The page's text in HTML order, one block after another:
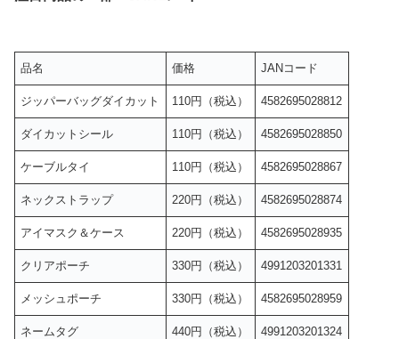
品名 価格 JANコード
ジッパーバッグダイカット 110円（税込） 4582695028812
ダイカットシール 110円（税込） 4582695028850
ケーブルタイ 110円（税込） 4582695028867
ネックストラップ 220円（税込） 4582695028874
アイマスク＆ケース 220円（税込） 4582695028935
クリアポーチ 330円（税込） 4991203201331
メッシュポーチ 330円（税込） 4582695028959
ネームタグ 440円（税込） 4991203201324